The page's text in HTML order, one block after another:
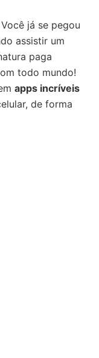
já se pegou
assistir um
paga
todo mundo!
apps incríveis
de forma